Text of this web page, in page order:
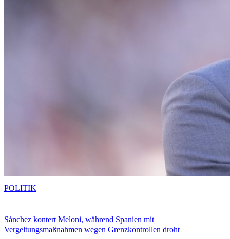
Sánchez kontert Meloni, während Spanien mit
Vergeltungsmaßnahmen wegen Grenzkontrollen droht
POLITIK